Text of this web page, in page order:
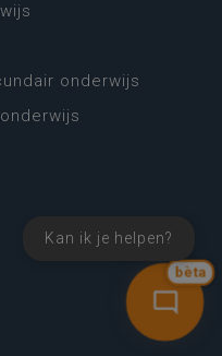
bèta
Kan ik je helpen?
onderwijs